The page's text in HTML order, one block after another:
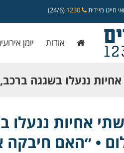
חייגו מיידית (24/6)
אודות יומן
ננעלו בשגגה ברכב,
• ״האם חיבקה אותי
אחיות ננעלו
• ״האם חיבקה